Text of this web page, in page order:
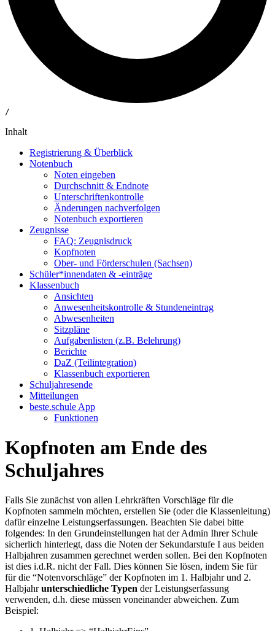
/
Inhalt
Registrierung & Überblick
Notenbuch
Noten eingeben
Durchschnitt & Endnote
Unterschriftenkontrolle
Änderungen nachverfolgen
Notenbuch exportieren
Zeugnisse
FAQ: Zeugnisdruck
Kopfnoten
Ober- und Förderschulen (Sachsen)
Schüler*innendaten & -einträge
Klassenbuch
Ansichten
Anwesenheitskontrolle & Stundeneintrag
Abwesenheiten
Sitzpläne
Aufgabenlisten (z.B. Belehrung)
Berichte
DaZ (Teilintegration)
Klassenbuch exportieren
Schuljahresende
Mitteilungen
beste.schule App
Funktionen
Kopfnoten am Ende des
Schuljahres
Falls Sie zunächst von allen Lehrkräften Vorschläge für die
Kopfnoten sammeln möchten, erstellen Sie (oder die Klassenleitung)
dafür einzelne Leistungserfassungen. Beachten Sie dabei bitte
folgendes: In den Grundeinstellungen hat der Admin Ihrer Schule
sicherlich hinterlegt, dass die Noten der Sekundarstufe I aus beiden
Halbjahren zusammen gerechnet werden sollen. Bei den Kopfnoten
ist dies i.d.R. nicht der Fall. Dies können Sie lösen, indem Sie für
für die “Notenvorschläge” der Kopfnoten im 1. Halbjahr und 2.
Halbjahrunterschiedliche Typen der Leistungserfassung
verwenden, d.h. diese müssen voneinander abweichen. Zum
Beispiel: